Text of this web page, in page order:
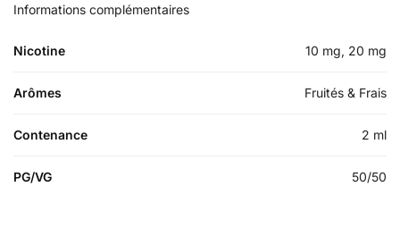
Informations complémentaires
Nicotine 10 mg, 20 mg
Arômes Fruités & Frais
Contenance 2 ml
PG/VG 50/50